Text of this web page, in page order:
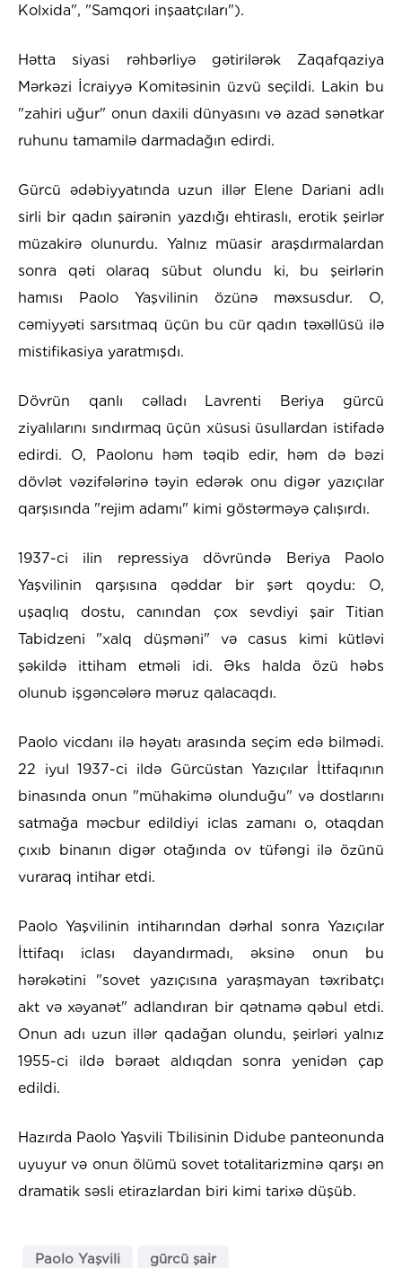
Kolxida", "Samqori inşaatçıları").
Hətta siyasi rəhbərliyə gətirilərək Zaqafqaziya
Mərkəzi İcraiyyə Komitəsinin üzvü seçildi. Lakin bu
"zahiri uğur" onun daxili dünyasını və azad sənətkar
ruhunu tamamilə darmadağın edirdi.
Gürcü ədəbiyyatında uzun illər Elene Dariani adlı
sirli bir qadın şairənin yazdığı ehtiraslı, erotik şeirlər
müzakirə olunurdu. Yalnız müasir araşdırmalardan
sonra qəti olaraq sübut olundu ki, bu şeirlərin
hamısı Paolo Yaşvilinin özünə məxsusdur. O,
cəmiyyəti sarsıtmaq üçün bu cür qadın təxəllüsü ilə
mistifikasiya yaratmışdı.
Dövrün qanlı cəlladı Lavrenti Beriya gürcü
ziyalılarını sındırmaq üçün xüsusi üsullardan istifadə
edirdi. O, Paolonu həm təqib edir, həm də bəzi
dövlət vəzifələrinə təyin edərək onu digər yazıçılar
qarşısında "rejim adamı" kimi göstərməyə çalışırdı.
1937-ci ilin repressiya dövründə Beriya Paolo
Yaşvilinin qarşısına qəddar bir şərt qoydu: O,
uşaqlıq dostu, canından çox sevdiyi şair Titian
Tabidzeni "xalq düşməni" və casus kimi kütləvi
şəkildə ittiham etməli idi. Əks halda özü həbs
olunub işgəncələrə məruz qalacaqdı.
Paolo vicdanı ilə həyatı arasında seçim edə bilmədi.
22 iyul 1937-ci ildə Gürcüstan Yazıçılar İttifaqının
binasında onun "mühakimə olunduğu" və dostlarını
satmağa məcbur edildiyi iclas zamanı o, otaqdan
çıxıb binanın digər otağında ov tüfəngi ilə özünü
vuraraq intihar etdi.
Paolo Yaşvilinin intiharından dərhal sonra Yazıçılar
İttifaqı iclası dayandırmadı, əksinə onun bu
hərəkətini "sovet yazıçısına yaraşmayan təxribatçı
akt və xəyanət" adlandıran bir qətnamə qəbul etdi.
Onun adı uzun illər qadağan olundu, şeirləri yalnız
1955-ci ildə bəraət aldıqdan sonra yenidən çap
edildi.
Hazırda Paolo Yaşvili Tbilisinin Didube panteonunda
uyuyur və onun ölümü sovet totalitarizminə qarşı ən
dramatik səsli etirazlardan biri kimi tarixə düşüb.
Paolo Yaşvili gürcü şair